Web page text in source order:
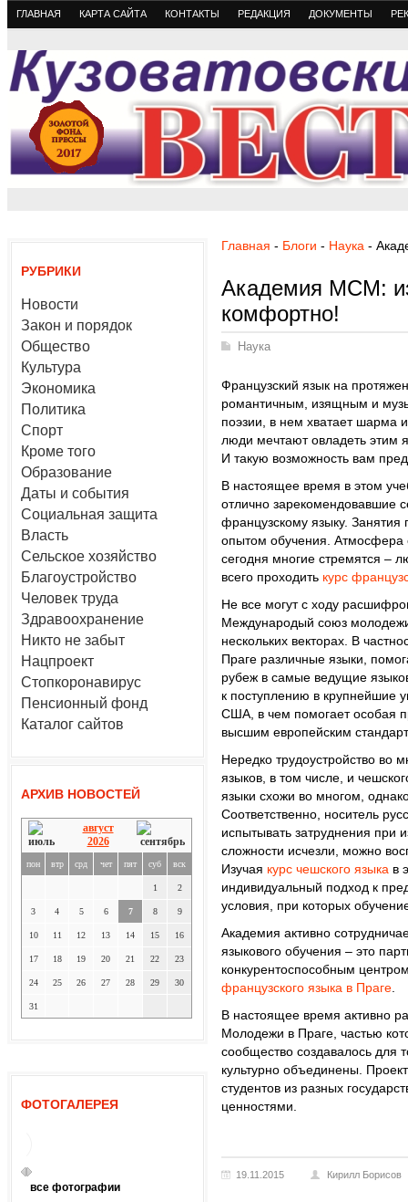
ГЛАВНАЯ КАРТА САЙТА КОНТАКТЫ РЕДАКЦИЯ ДОКУМЕНТЫ
РУБРИКИ
Новости
Закон и порядок
Общество
Культура
Экономика
Политика
Спорт
Кроме того
Образование
Даты и события
Социальная защита
Власть
Сельское хозяйство
Благоустройство
Человек труда
Здравоохранение
Никто не забыт
Нацпроект
Стопкоронавирус
Пенсионный фонд
Каталог сайтов
АРХИВ НОВОСТЕЙ
август
2026
пон втр срд чет пят суб вск
1 2
3 4 5 6 7 8 9
10 11 12 13 14 15 16
17 18 19 20 21 22 23
24 25 26 27 28 29 30
31
ФОТОГАЛЕРЕЯ
все фотографии
Главная - Блоги - Наука -
Академия МСМ:
комфортно!
Наука
Французский язык на
романтичным, изящным и
поэзии, в нем хватает шарма
люди мечтают овладеть этим
И такую возможность вам
В настоящее время в этом
отлично зарекомендовавшие
французскому языку.
опытом обучения. Атмосфера
сегодня многие стремятся –
всего проходить курс
Не все могут с ходу
Международый союз
нескольких векторах. В
Праге различные языки,
рубеж в самые ведущие
к поступлению в крупнейшие
США, в чем помогает особая
высшим европейским
Нередко трудоустройство во
языков, в том числе, и
языки схожи во многом,
Соответственно, носитель
испытывать затруднения при
сложности исчезли, можно
Изучая курс чешского языка в
индивидуальный подход к
условия, при которых
Академия активно
языкового обучения – это
конкурентоспособным
французского языка в Праге
В настоящее время активно
Молодежи в Праге, частью
сообщество создавалось для
культурно объединены.
студентов из разных
ценностями.
19.11.2015 Кирилл Борисов